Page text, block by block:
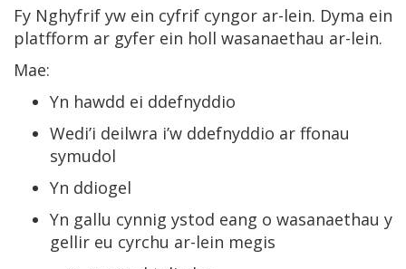
Fy Nghyfrif yw ein cyfrif cyngor ar-lein. Dyma ein
platfform ar gyfer ein holl wasanaethau ar-lein.
Mae:
Yn hawdd ei ddefnyddio
Wedi’i deilwra i’w ddefnyddio ar ffonau
symudol
Yn ddiogel
Yn gallu cynnig ystod eang o wasanaethau y
gellir eu cyrchu ar-lein megis